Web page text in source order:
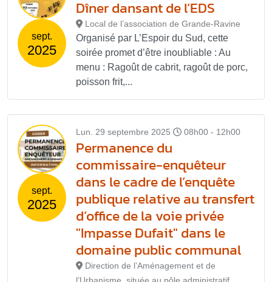
sept.
2025
Dîner dansant de l’EDS
Local de l’association de Grande-Ravine
Organisé par L’Espoir du Sud, cette
soirée promet d’être inoubliable : Au
menu : Ragoût de cabrit, ragoût de porc,
poisson frit,...
sept.
2025
Lun. 29 septembre 2025 08h00 - 12h00
Permanence du
commissaire-enquêteur
dans le cadre de l’enquête
publique relative au transfert
d’office de la voie privée
"Impasse Dufait" dans le
domaine public communal
Direction de l’Aménagement et de